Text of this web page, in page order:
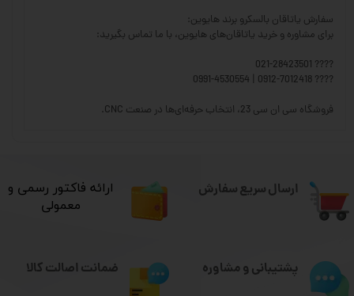
سفارش یاتاقان بالسکرو برند هایوین:
برای مشاوره و خرید یاتاقان‌های هایوین، با ما تماس بگیرید:
???? 021-28423501
???? 0912-7012418 | 0991-4530554
فروشگاه سی ان سی 23، انتخاب حرفه‌ای‌ها در صنعت CNC.
ارسال سریع سفارش
​ارائه فاکتور رسمی و
معمولی
پشتیبانی و مشاوره ضمانت اصالت کالا